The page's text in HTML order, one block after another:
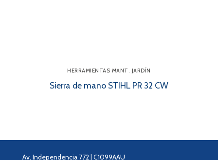
HERRAMIENTAS MANT. JARDÍN
Sierra de mano STIHL PR 32 CW
Av. Independencia 772 | C1099AAU